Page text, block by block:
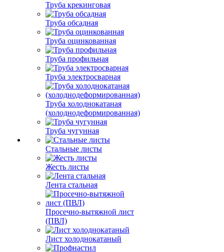
Труба крекинговая
Труба обсадная
Труба оцинкованная
Труба профильная
Труба электросварная
Труба холоднокатаная
(холоднодеформированная)
Труба чугунная
Стальные листы
Жесть листы
Лента стальная
Просечно-вытяжной лист
(ПВЛ)
Лист холоднокатаный